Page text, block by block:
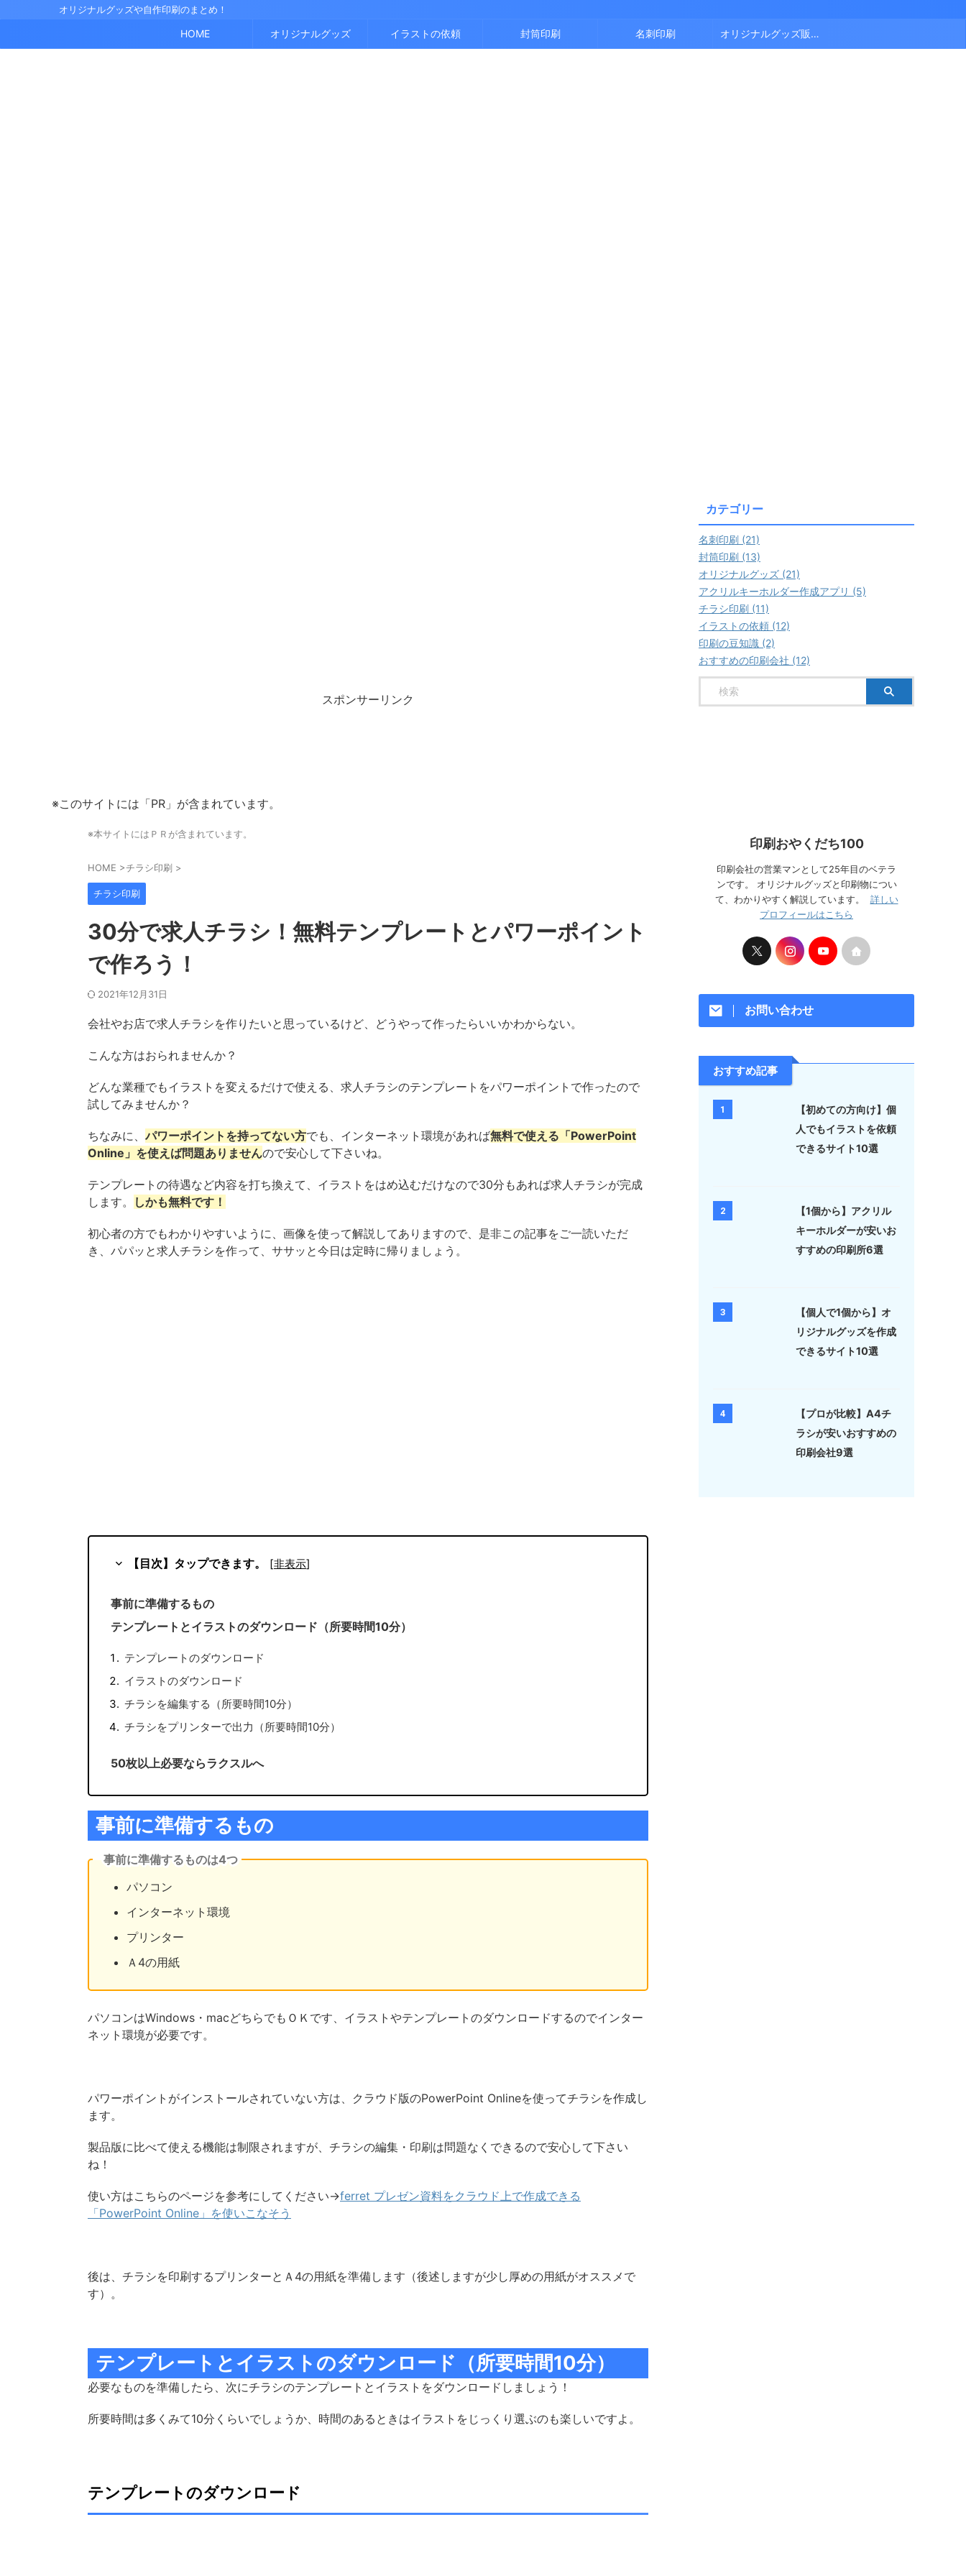
オリジナルグッズや自作印刷のまとめ！
HOME オリジナルグッズ イラストの依頼 封筒印刷 名刺印刷 オリジナルグッズ販売中
スポンサーリンク
※このサイトには「PR」が含まれています。
※本サイトにはＰＲが含まれています。
HOME >チラシ印刷 >
チラシ印刷
30分で求人チラシ！無料テンプレートとパワーポイント
で作ろう！
2021年12月31日
会社やお店で求人チラシを作りたいと思っているけど、どうやって作ったらいいかわからない。
こんな方はおられませんか？
どんな業種でもイラストを変えるだけで使える、求人チラシのテンプレートをパワーポイントで作ったので
試してみませんか？
ちなみに、パワーポイントを持ってない方でも、インターネット環境があれば無料で使える「PowerPoint
Online」を使えば問題ありませんので安心して下さいね。
テンプレートの待遇など内容を打ち換えて、イラストをはめ込むだけなので30分もあれば求人チラシが完成
します。
しかも無料です！
初心者の方でもわかりやすいように、画像を使って解説してありますので、是非この記事をご一読いただ
き、パパッと求人チラシを作って、ササッと今日は定時に帰りましょう。
【目次】タップできます。 [非表示]
事前に準備するもの
テンプレートとイラストのダウンロード（所要時間10分）
テンプレートのダウンロード
イラストのダウンロード
チラシを編集する（所要時間10分）
チラシをプリンターで出力（所要時間10分）
50枚以上必要ならラクスルへ
事前に準備するもの
事前に準備するものは4つ
パソコン
インターネット環境
プリンター
Ａ4の用紙
パソコンはWindows・macどちらでもＯＫです、イラストやテンプレートのダウンロードするのでインター
ネット環境が必要です。
パワーポイントがインストールされていない方は、クラウド版のPowerPoint Onlineを使ってチラシを作成し
ます。
製品版に比べて使える機能は制限されますが、チラシの編集・印刷は問題なくできるので安心して下さい
ね！
使い方はこちらのページを参考にしてください→ferret プレゼン資料をクラウド上で作成できる
「PowerPoint Online」を使いこなそう
後は、チラシを印刷するプリンターとＡ4の用紙を準備します（後述しますが少し厚めの用紙がオススメで
す）。
テンプレートとイラストのダウンロード（所要時間10分）
必要なものを準備したら、次にチラシのテンプレートとイラストをダウンロードしましょう！
所要時間は多くみて10分くらいでしょうか、時間のあるときはイラストをじっくり選ぶのも楽しいですよ。
テンプレートのダウンロード
カテゴリー
名刺印刷 (21)
封筒印刷 (13)
オリジナルグッズ (21)
アクリルキーホルダー作成アプリ (5)
チラシ印刷 (11)
イラストの依頼 (12)
印刷の豆知識 (2)
おすすめの印刷会社 (12)
印刷おやくだち100
印刷会社の営業マンとして25年目のベテラ
ンです。 オリジナルグッズと印刷物につい
て、わかりやすく解説しています。 詳しい
プロフィールはこちら
お問い合わせ
おすすめ記事
1
【初めての方向け】個
人でもイラストを依頼
できるサイト10選
2
【1個から】アクリル
キーホルダーが安いお
すすめの印刷所6選
3
【個人で1個から】オ
リジナルグッズを作成
できるサイト10選
4
【プロが比較】A4チ
ラシが安いおすすめの
印刷会社9選